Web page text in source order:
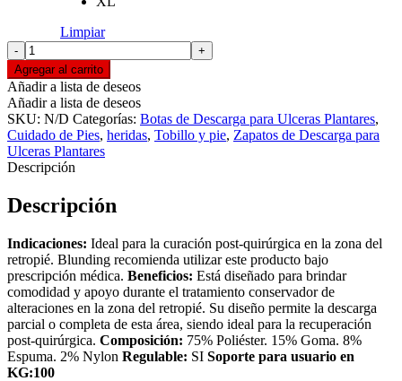
Limpiar
ZAPATO
DESCARGA
DE
RETROPIE
ABIERTO
BLUNDING
quantity
Agregar al carrito
Añadir a lista de deseos
Añadir a lista de deseos
SKU: N/D Categorías: Botas de Descarga para Ulceras Plantares,
Cuidado de Pies, heridas, Tobillo y pie, Zapatos de Descarga para
Ulceras Plantares
Descripción
Descripción
Indicaciones: Ideal para la curación post-quirúrgica en la zona del
retropié. Blunding recomienda utilizar este producto bajo
prescripción médica. Beneficios: Está diseñado para brindar
comodidad y apoyo durante el tratamiento conservador de
alteraciones en la zona del retropié. Su diseño permite la descarga
parcial o completa de esta área, siendo ideal para la recuperación
post-quirúrgica. Composición: 75% Poliéster. 15% Goma. 8%
Espuma. 2% Nylon Regulable: SI Soporte para usuario en
KG:100